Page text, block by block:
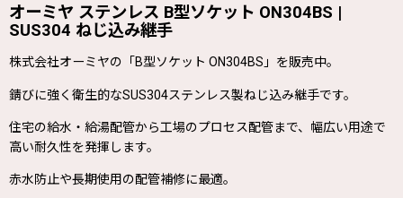
オーミヤ ステンレス B型ソケット ON304BS |
SUS304 ねじ込み継手
株式会社オーミヤの「B型ソケット ON304BS」を販売中。
錆びに強く衛生的なSUS304ステンレス製ねじ込み継手です。
住宅の給水・給湯配管から工場のプロセス配管まで、幅広い用途で
高い耐久性を発揮します。
赤水防止や長期使用の配管補修に最適。